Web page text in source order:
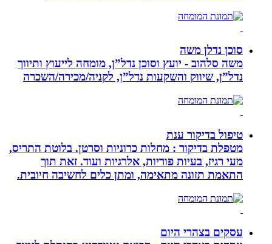
סוכן נדלן משה
משה סלהוב - יועץ וסוכן נדל”ן, מומחה לייעוץ ותיווך
נדל”ן, שיווק והשקעות נדל”ן, לקניה/מכירה/השכרה
טיפול בדיקור ענת
מטפלת בדיקור : מחלות כרוניות וסרטן. בלוטת התריס,
מעי רגיז, בעיות פוריות, אלרגיות ועוד. זאת תוך
התאמת תזונה מתאימה, ומתן כלים לחשיבה חיובית.
עסקים בצהרי היום